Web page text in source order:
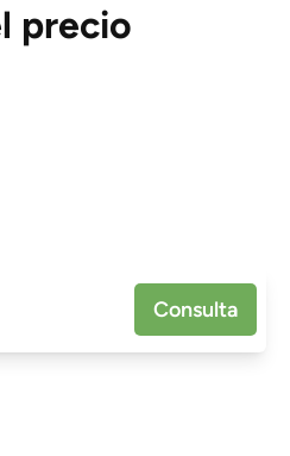
precio
Consulta